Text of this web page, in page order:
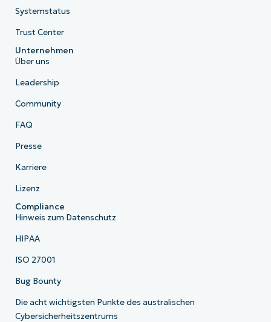
Systemstatus
Trust Center
Unternehmen
Über uns
Leadership
Community
FAQ
Presse
Karriere
Lizenz
Compliance
Hinweis zum Datenschutz
HIPAA
ISO 27001
Bug Bounty
Die acht wichtigsten Punkte des australischen
Cybersicherheitszentrums